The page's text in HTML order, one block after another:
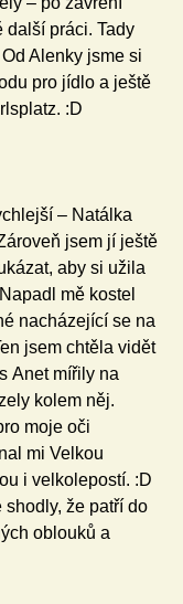
další práci. Tady
Alenky jsme si
pro jídlo a ještě
:D
– Natálka
jsem jí ještě
aby si užila
mě kostel
nacházející se na
jsem chtěla vidět
Anet mířily na
kolem něj.
moje oči
mi Velkou
i velkolepostí. :D
shodly, že patří do
oblouků a